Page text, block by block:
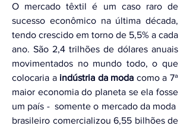
O mercado têxtil é um caso raro de
sucesso econômico na última década,
tendo crescido em torno de 5,5% a cada
ano. São 2,4 trilhões de dólares anuais
movimentados no mundo todo, o que
colocaria a indústria da moda como a 7ª
maior economia do planeta se ela fosse
um país - somente o mercado da moda
brasileiro comercializou 6,55 bilhões de